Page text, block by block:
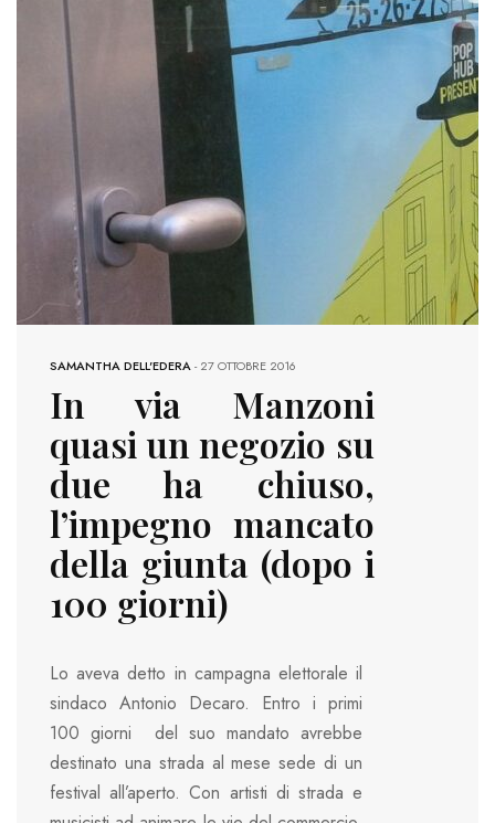
SAMANTHA DELL'EDERA-27 OTTOBRE 2016
In via Manzoni
quasi un negozio su
due ha chiuso,
l’impegno mancato
della giunta (dopo i
100 giorni)
Lo aveva detto in campagna elettorale il
sindaco Antonio Decaro. Entro i primi
100 giorni del suo mandato avrebbe
destinato una strada al mese sede di un
festival all’aperto. Con artisti di strada e